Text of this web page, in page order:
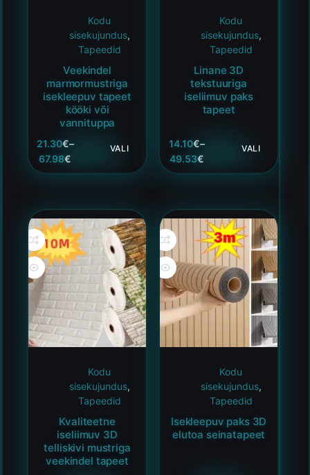
Kodu
sisekujundus,
Tapeedid
Veekindel
marmormustriga
isekleepuv tapeet
kööki või
vannituppa
21.30€–
67.98€
VALI
Kodu
sisekujundus,
Tapeedid
Linane 3D
tekstuuriga
iseliimuv paks
tapeet
14.10€–
49.53€
VALI
Kodu
sisekujundus,
Tapeedid
Kvaliteetne
iseliimuv 3D
telliskivi mustriga
veekindel tapeet
Kodu
sisekujundus,
Tapeedid
Isekleepuv paks 3D
elutoa seinatapeet